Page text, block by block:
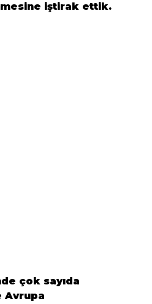
iştirak ettik.
çok sayıda
Avrupa